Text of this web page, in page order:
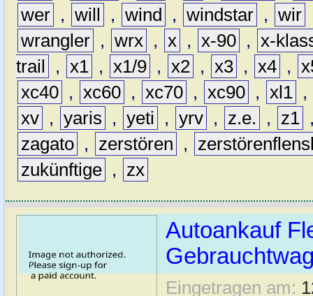
wer , will , wind , windstar , wir
wrangler , wrx , x , x-90 , x-
trail
, x1 , x1/9 , x2 , x3 , x4 ,
xc40 , xc60 , xc70 , xc90 , xl1 ,
xv , yaris , yeti , yrv , z.e. , z1
zagato , zerstören ,
zukünftige , zx
Autoankauf
Eingetragen am: